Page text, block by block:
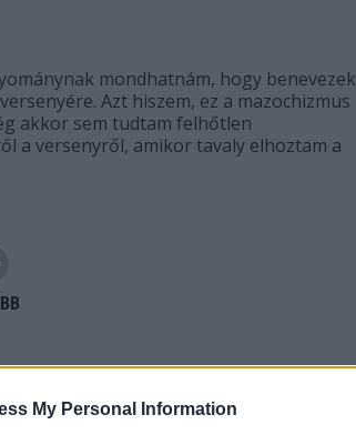
My Personal Information
mondhatnám, hogy benevezek
Azt hiszem, ez a mazochizmus
akkor sem tudtam felhőtlen
a versenyről, amikor tavaly elhoztam a
PSE